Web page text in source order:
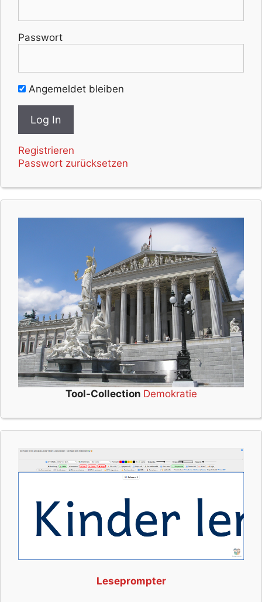
Passwort
Angemeldet bleiben
Registrieren
Passwort zurücksetzen
Tool-Collection Demokratie
Leseprompter